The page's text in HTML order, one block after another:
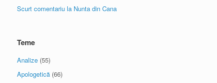
Scurt comentariu la Nunta din Cana
Teme
Analize (55)
Apologetică (66)